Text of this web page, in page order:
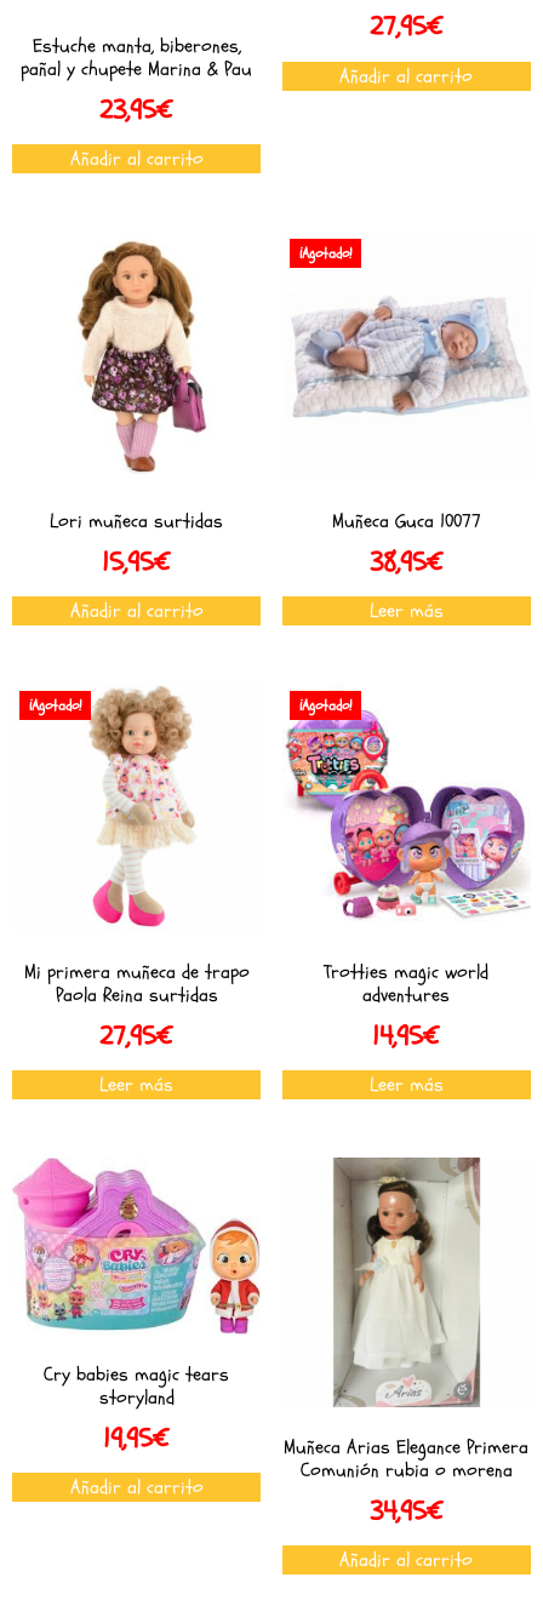
Estuche manta, biberones,
pañal y chupete Marina & Pau
23,95€
Añadir al carrito
27,95€
Añadir al carrito
Lori muñeca surtidas
15,95€
Añadir al carrito
¡Agotado!
Muñeca Guca 10077
38,95€
Leer más
¡Agotado!
Mi primera muñeca de trapo
Paola Reina surtidas
27,95€
Leer más
¡Agotado!
Trotties magic world
adventures
14,95€
Leer más
Cry babies magic tears
storyland
19,95€
Añadir al carrito
Muñeca Arias Elegance Primera
Comunión rubia o morena
34,95€
Añadir al carrito